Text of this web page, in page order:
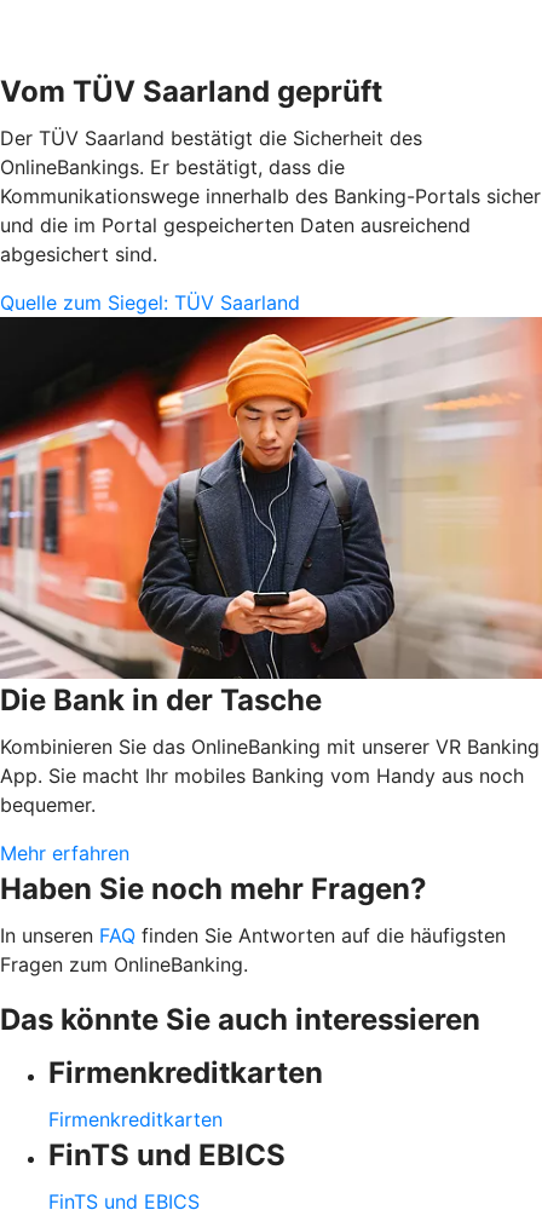
Vom TÜV Saarland geprüft
Der TÜV Saarland bestätigt die Sicherheit des
OnlineBankings. Er bestätigt, dass die
Kommunikationswege innerhalb des Banking-Portals sicher
und die im Portal gespeicherten Daten ausreichend
abgesichert sind.
Quelle zum Siegel: TÜV Saarland
Die Bank in der Tasche
Kombinieren Sie das OnlineBanking mit unserer VR Banking
App. Sie macht Ihr mobiles Banking vom Handy aus noch
bequemer.
Mehr erfahren
Haben Sie noch mehr Fragen?
In unseren FAQ finden Sie Antworten auf die häufigsten
Fragen zum OnlineBanking.
Das könnte Sie auch interessieren
Firmenkreditkarten
Firmenkreditkarten
FinTS und EBICS
FinTS und EBICS